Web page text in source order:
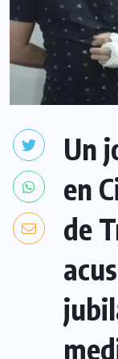
Un
en
de